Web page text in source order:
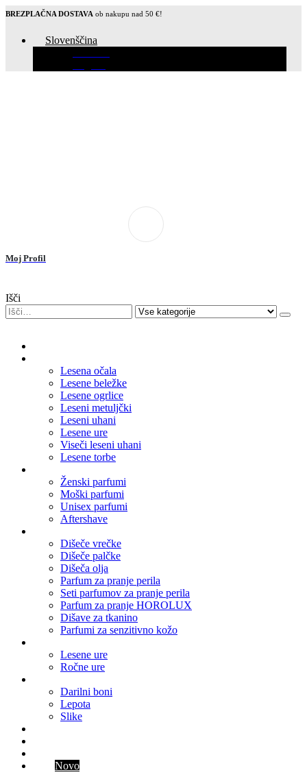
BREZPLAČNA DOSTAVA ob nakupu nad 50 €!
Slovenščina
Moj Profil
Išči
Lesena očala
Lesene beležke
Lesene ogrlice
Leseni metuljčki
Leseni uhani
Lesene ure
Viseči leseni uhani
Lesene torbe
Ženski parfumi
Moški parfumi
Unisex parfumi
Aftershave
Dišeče vrečke
Dišeče palčke
Dišeča olja
Parfum za pranje perila
Seti parfumov za pranje perila
Parfum za pranje HOROLUX
Dišave za tkanino
Parfumi za senzitivno kožo
Lesene ure
Ročne ure
Darilni boni
Lepota
Slike
Novo